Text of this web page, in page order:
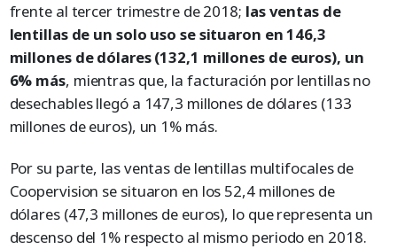
frente al tercer trimestre de 2018; las ventas de
lentillas de un solo uso se situaron en 146,3
millones de dólares (132,1 millones de euros), un
6% más, mientras que, la facturación por lentillas no
desechables llegó a 147,3 millones de dólares (133
millones de euros), un 1% más.
Por su parte, las ventas de lentillas multifocales de
Coopervision se situaron en los 52,4 millones de
dólares (47,3 millones de euros), lo que representa un
descenso del 1% respecto al mismo periodo en 2018.